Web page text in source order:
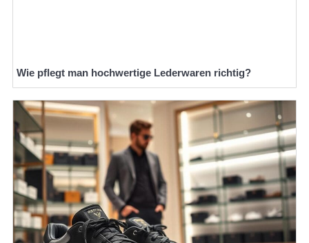
Wie pflegt man hochwertige Lederwaren richtig?